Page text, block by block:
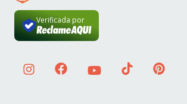
Verificada por